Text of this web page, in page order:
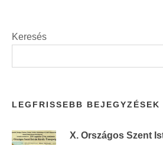
Keresés
LEGFRISSEBB BEJEGYZÉSEK
X. Országos Szent